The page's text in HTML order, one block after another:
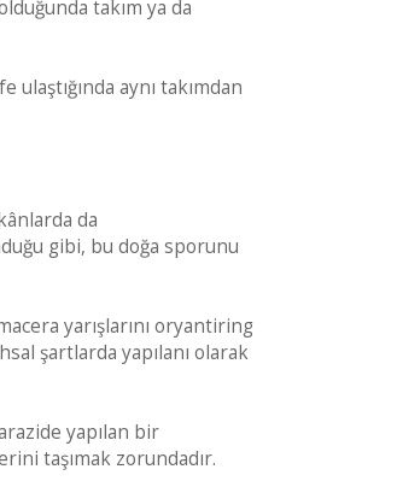
takım ya da
ulaştığında aynı takımdan
da
gibi, bu doğa sporunu
yarışlarını oryantiring
şartlarda yapılanı olarak
yapılan bir
taşımak zorundadır.